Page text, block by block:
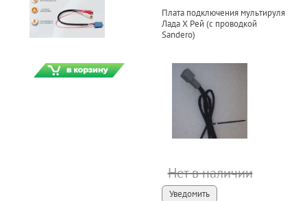
Плата подключения мультируля
Лада Х Рей (с проводкой
Sandero)
Нет в наличии
Уведомить